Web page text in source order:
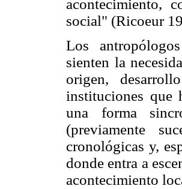
acontecimiento,
social" (Ricoeur
Los
sienten la
origen,
instituciones que
una forma
(previamente
cronológicas y,
donde entra a
acontecimiento